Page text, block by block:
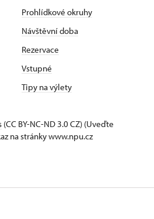
Prohlídkové okruhy
Návštěvní doba
Rezervace
Vstupné
Tipy na výlety
(CC BY-NC-ND 3.0 CZ) (Uveďte
na stránky www.npu.cz